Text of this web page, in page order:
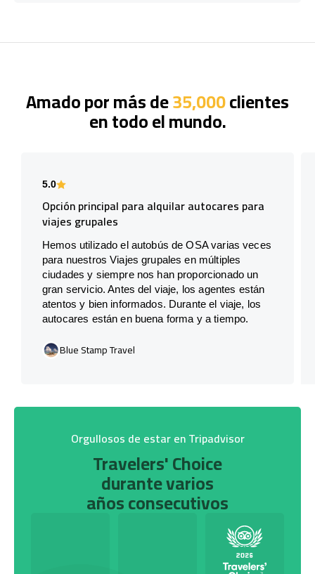
Amado por más de35,000clientes
en todo el mundo.
5.0
Opción principal para alquilar autocares para
viajes grupales
Hemos utilizado el autobús de OSA varias veces
para nuestros Viajes grupales en múltiples
ciudades y siempre nos han proporcionado un
gran servicio. Antes del viaje, los agentes están
atentos y bien informados. Durante el viaje, los
autocares están en buena forma y a tiempo.
Blue Stamp Travel
Orgullosos de estar en Tripadvisor
Travelers' Choice
durante varios
años consecutivos